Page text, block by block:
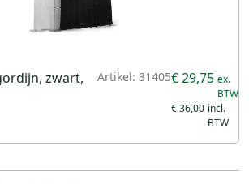
zwart,
Artikel: 31405
€ 36,00
€ 29,75